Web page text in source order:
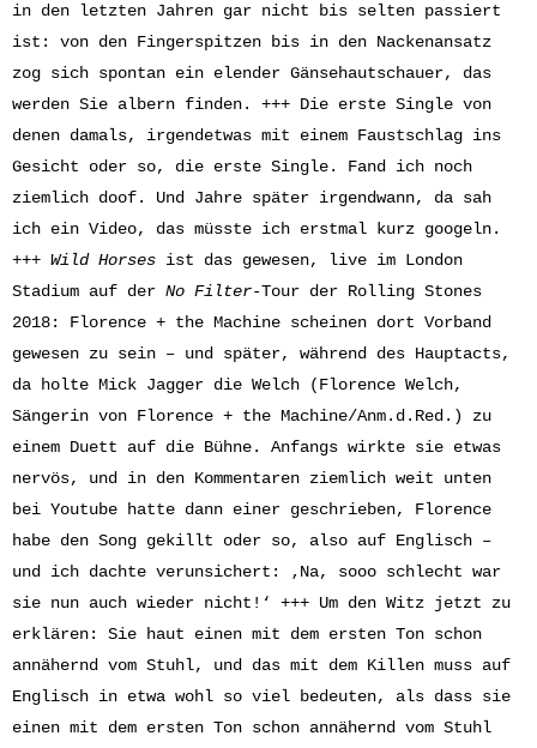
in den letzten Jahren gar nicht bis selten passiert
ist: von den Fingerspitzen bis in den Nackenansatz
zog sich spontan ein elender Gänsehautschauer, das
werden Sie albern finden. +++ Die erste Single von
denen damals, irgendetwas mit einem Faustschlag ins
Gesicht oder so, die erste Single. Fand ich noch
ziemlich doof. Und Jahre später irgendwann, da sah
ich ein Video, das müsste ich erstmal kurz googeln.
+++ Wild Horses ist das gewesen, live im London
Stadium auf der No Filter-Tour der Rolling Stones
2018: Florence + the Machine scheinen dort Vorband
gewesen zu sein – und später, während des Hauptacts,
da holte Mick Jagger die Welch (Florence Welch,
Sängerin von Florence + the Machine/Anm.d.Red.) zu
einem Duett auf die Bühne. Anfangs wirkte sie etwas
nervös, und in den Kommentaren ziemlich weit unten
bei Youtube hatte dann einer geschrieben, Florence
habe den Song gekillt oder so, also auf Englisch –
und ich dachte verunsichert: ‚Na, sooo schlecht war
sie nun auch wieder nicht!‘ +++ Um den Witz jetzt zu
erklären: Sie haut einen mit dem ersten Ton schon
annähernd vom Stuhl, und das mit dem Killen muss auf
Englisch in etwa wohl so viel bedeuten, als dass sie
einen mit dem ersten Ton schon annähernd vom Stuhl